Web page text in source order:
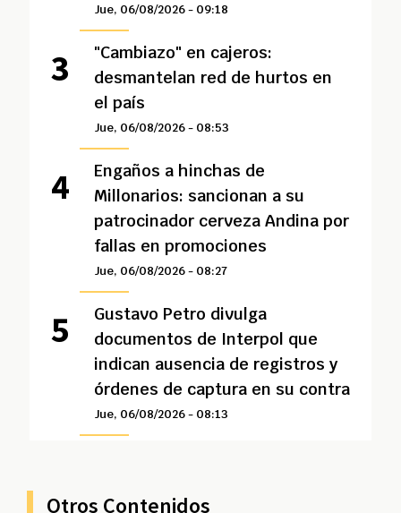
Jue, 06/08/2026 - 09:18
"Cambiazo" en cajeros:
desmantelan red de hurtos en
el país
Jue, 06/08/2026 - 08:53
Engaños a hinchas de
Millonarios: sancionan a su
patrocinador cerveza Andina por
fallas en promociones
Jue, 06/08/2026 - 08:27
Gustavo Petro divulga
documentos de Interpol que
indican ausencia de registros y
órdenes de captura en su contra
Jue, 06/08/2026 - 08:13
Otros Contenidos